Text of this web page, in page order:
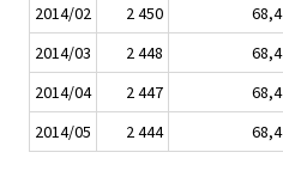
2014/02
2 450 68,4
2014/03
2 448 68,4
2014/04
2 447 68,4
2014/05
2 444 68,4